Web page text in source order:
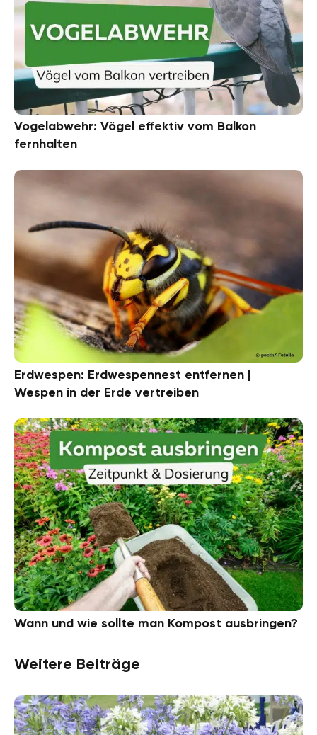
Vogelabwehr: Vögel effektiv vom Balkon
fernhalten
Erdwespen: Erdwespennest entfernen |
Wespen in der Erde vertreiben
Wann und wie sollte man Kompost ausbringen?
Weitere Beiträge